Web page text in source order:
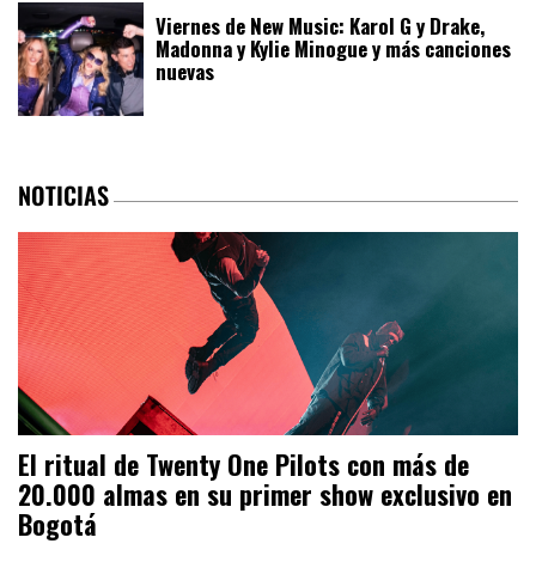
Viernes de New Music: Karol G y Drake,
Madonna y Kylie Minogue y más canciones
nuevas
NOTICIAS
El ritual de Twenty One Pilots con más de
20.000 almas en su primer show exclusivo en
Bogotá